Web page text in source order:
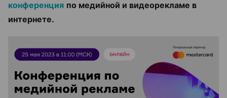
конференция по медийной и видеорекламе в
интернете.